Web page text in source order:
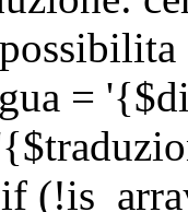
=